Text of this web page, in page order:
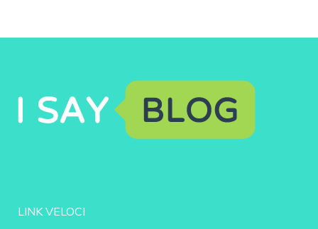
LINK VELOCI